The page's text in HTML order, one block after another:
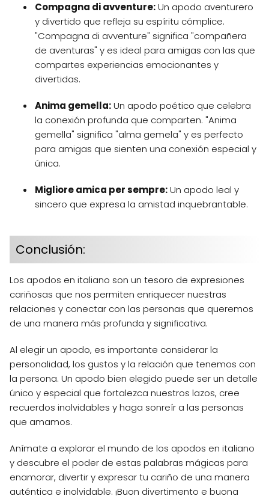
Compagna di avventure:Un apodo aventurero
y divertido que refleja su espíritu cómplice.
"Compagna di avventure" significa "compañera
de aventuras" y es ideal para amigas con las que
compartes experiencias emocionantes y
divertidas.
Anima gemella:Un apodo poético que celebra
la conexión profunda que comparten. "Anima
gemella" significa "alma gemela" y es perfecto
para amigas que sienten una conexión especial y
única.
Migliore amica per sempre:Un apodo leal y
sincero que expresa la amistad inquebrantable.
Conclusión:
Los apodos en italiano son un tesoro de expresiones
cariñosas que nos permiten enriquecer nuestras
relaciones y conectar con las personas que queremos
de una manera más profunda y significativa.
Al elegir un apodo, es importante considerar la
personalidad, los gustos y la relación que tenemos con
la persona. Un apodo bien elegido puede ser un detalle
único y especial que fortalezca nuestros lazos, cree
recuerdos inolvidables y haga sonreír a las personas
que amamos.
Anímate a explorar el mundo de los apodos en italiano
y descubre el poder de estas palabras mágicas para
enamorar, divertir y expresar tu cariño de una manera
auténtica e inolvidable. ¡Buon divertimento e buona